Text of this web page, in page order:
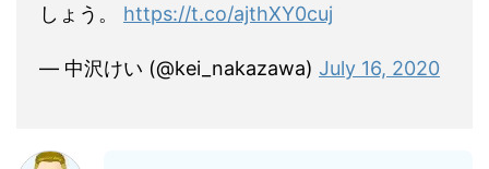
しょう。 https://t.co/ajthXY0cuj
— 中沢けい (@kei_nakazawa) July 16, 2020